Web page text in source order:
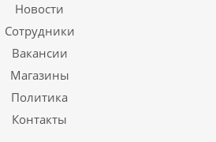
Новости
Сотрудники
Вакансии
Магазины
Политика
Контакты